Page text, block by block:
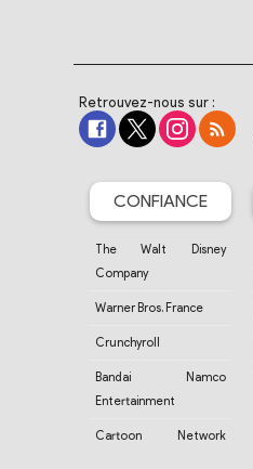
Retrouvez-nous sur :
CONFIANCE
The Walt Disney
Company
Warner Bros. France
Crunchyroll
Bandai Namco
Entertainment
Cartoon Network